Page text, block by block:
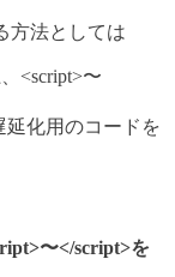
方法としては
<script>〜
延化用のコードを
〜</script>を